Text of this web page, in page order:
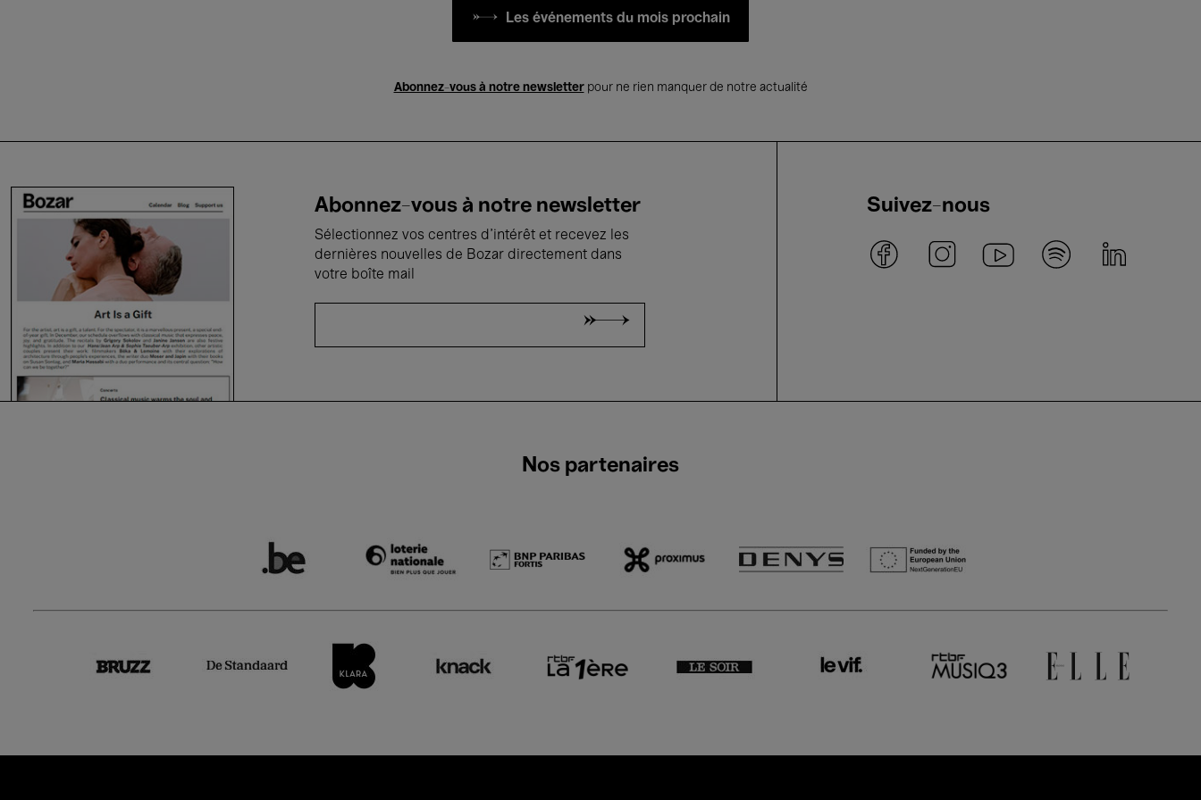
Les événements du mois prochain
Abonnez-vous à notre newsletterpour ne rien manquer de notre actualité
Abonnez-vous à notre newsletter
Sélectionnez vos centres d'intérêt et recevez les
dernières nouvelles de Bozar directement dans
votre boîte mail
Suivez-nous
Nos partenaires